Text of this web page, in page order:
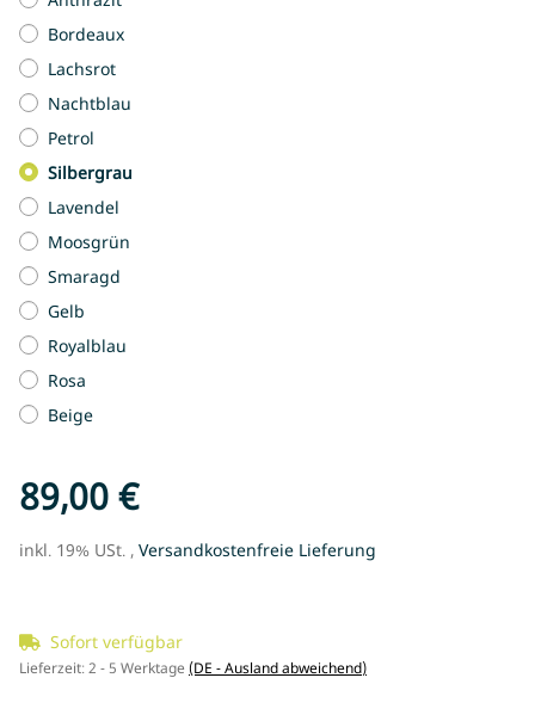
Bordeaux
Lachsrot
Nachtblau
Petrol
Silbergrau
Lavendel
Moosgrün
Smaragd
Gelb
Royalblau
Rosa
Beige
89,00 €
inkl. 19% USt. , Versandkostenfreie Lieferung
Sofort verfügbar
Lieferzeit:2 - 5 Werktage (DE - Ausland abweichend)